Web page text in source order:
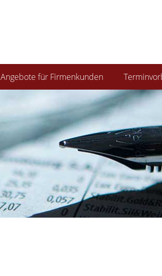
Angebote für Firmenkunden